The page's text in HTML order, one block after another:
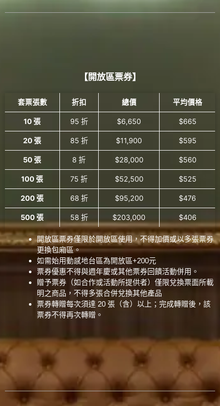
【開放區票券】
套票張數 折扣 總價 平均價格
10 張 95 折 $6,650 $665
20 張 85 折 $11,900 $595
50 張 8 折 $28,000 $560
100 張 75 折 $52,500 $525
200 張 68 折 $95,200 $476
500 張 58 折 $203,000 $406
開放區票券僅限於開放區使用，不得加價或以多張票券
更換包廂區。
如需始用動感地台區為開放區+200元
票券優惠不得與週年慶或其他票券回饋活動併用。
贈予票券（如合作或活動所提供者）僅限兌換票面所載
明之商品，不得多張合併兌換其他產品
票券轉贈每次須達 20 張（含）以上；完成轉贈後，該
票券不得再次轉贈。